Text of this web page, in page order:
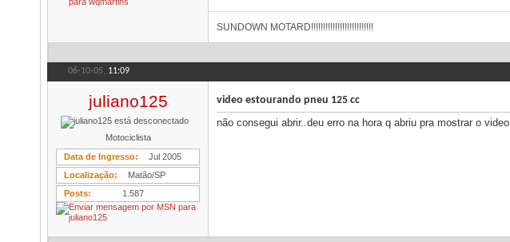
SUNDOWN MOTARD!!!!!!!!!!!!!!!!!!!!!!!!!!
06-10-05, 11:09
juliano125
Motociclista
Data de Ingresso
Jul 2005
Localização
Matão/SP
Posts
1.587
video estourando pneu 125 cc
não consegui abrir..deu erro na hora q abriu pra mostrar o video